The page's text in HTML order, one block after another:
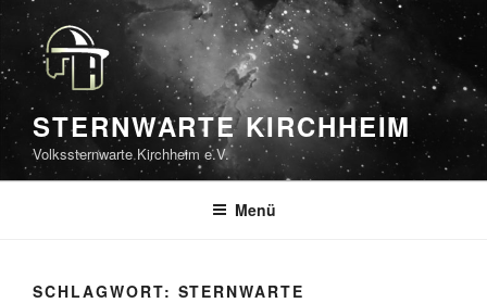
Zum
Inhalt
springen
STERNWARTE KIRCHHEIM
Volkssternwarte Kirchheim e.V.
Menü
SCHLAGWORT: STERNWARTE